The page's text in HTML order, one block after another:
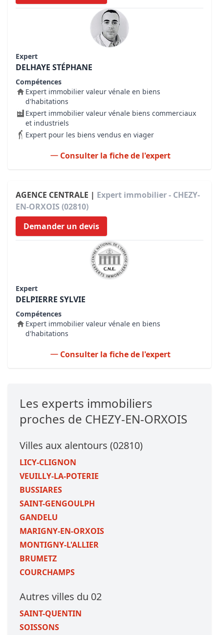
Expert
DELHAYE STÉPHANE
Compétences
Expert immobilier valeur vénale en biens
d'habitations
Expert immobilier valeur vénale biens commerciaux
et industriels
Expert pour les biens vendus en viager
Consulter la fiche de l'expert
AGENCE CENTRALE | Expert immobilier - CHEZY-
EN-ORXOIS (02810)
Demander un devis
Expert
DELPIERRE SYLVIE
Compétences
Expert immobilier valeur vénale en biens
d'habitations
Consulter la fiche de l'expert
Les experts immobiliers
proches de CHEZY-EN-ORXOIS
Villes aux alentours (02810)
LICY-CLIGNON
VEUILLY-LA-POTERIE
BUSSIARES
SAINT-GENGOULPH
GANDELU
MARIGNY-EN-ORXOIS
MONTIGNY-L'ALLIER
BRUMETZ
COURCHAMPS
Autres villes du 02
SAINT-QUENTIN
SOISSONS